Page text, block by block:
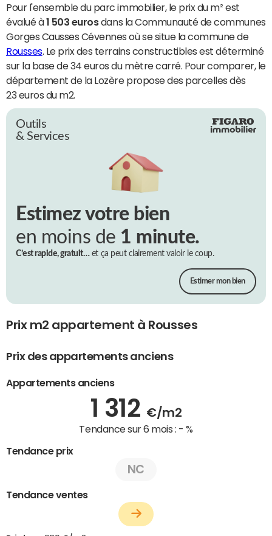
Pour l'ensemble du parc immobilier, le prix du m² est
évalué à1 503 eurosdans la Communauté de communes
Gorges Causses Cévennes où se situe la commune de
Rousses. Le prix des terrains constructibles est déterminé
sur la base de 34 euros du mètre carré. Pour comparer, le
département de la Lozère propose des parcelles dès
23 euros du m2.
Outils
& Services
Estimez votre bien
en moins de 1 minute.
C’est rapide, gratuit…et ça peut clairement valoir le coup.
Estimer mon bien
Prix m2 appartement à Rousses
Prix des appartements anciens
Appartements anciens
1 312 €/m2
Tendance sur 6 mois : - %
Tendance prix
NC
Tendance ventes